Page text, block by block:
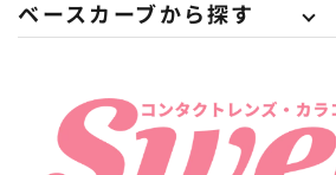
ベースカーブから探す